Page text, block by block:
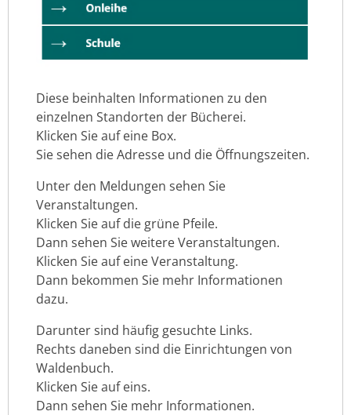
Diese beinhalten Informationen zu den
einzelnen Standorten der Bücherei.
Klicken Sie auf eine Box.
Sie sehen die Adresse und die Öffnungszeiten.
Unter den Meldungen sehen Sie
Veranstaltungen.
Klicken Sie auf die grüne Pfeile.
Dann sehen Sie weitere Veranstaltungen.
Klicken Sie auf eine Veranstaltung.
Dann bekommen Sie mehr Informationen
dazu.
Darunter sind häufig gesuchte Links.
Rechts daneben sind die Einrichtungen von
Waldenbuch.
Klicken Sie auf eins.
Dann sehen Sie mehr Informationen.